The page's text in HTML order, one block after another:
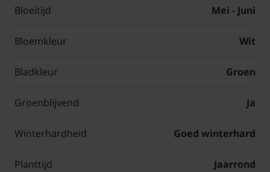
Bloeitijd Mei - Juni
Bloemkleur Wit
Bladkleur Groen
Groenblijvend Ja
Winterhardheid Goed winterhard
Planttijd Jaarrond